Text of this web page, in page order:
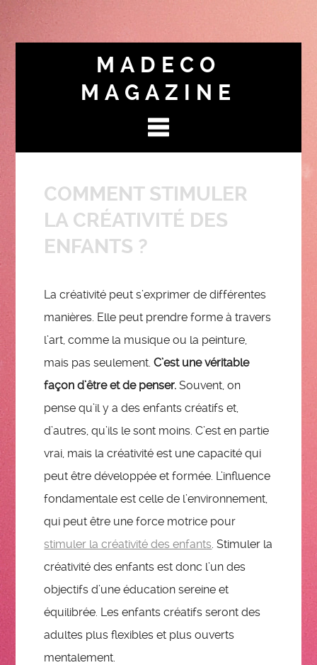
MADECO
MAGAZINE
COMMENT STIMULER
LA CRÉATIVITÉ DES
ENFANTS ?
La créativité peut s’exprimer de différentes
manières. Elle peut prendre forme à travers
l’art, comme la musique ou la peinture,
mais pas seulement.C’est une véritable
façon d’être et de penser. Souvent, on
pense qu’il y a des enfants créatifs et,
d’autres, qu’ils le sont moins. C’est en partie
vrai, mais la créativité est une capacité qui
peut être développée et formée. L’influence
fondamentale est celle de l’environnement,
qui peut être une force motrice pour
stimuler la créativité des enfants. Stimuler la
créativité des enfants est donc l’un des
objectifs d’une éducation sereine et
équilibrée. Les enfants créatifs seront des
adultes plus flexibles et plus ouverts
mentalement.